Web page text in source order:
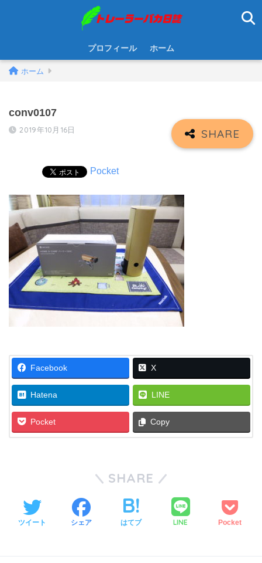
プロフィール ホーム
ホーム
conv0107
2019年10月16日
Pocket
Facebook X
Hatena LINE
Pocket Copy
SHARE
ツイート シェア はてブ LINE Pocket